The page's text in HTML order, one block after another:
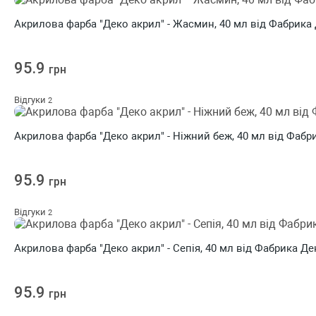
Акрилова фарба "Деко акрил" - Жасмин, 40 мл від Фабрика
95.9 грн
Відгуки 2
Акрилова фарба "Деко акрил" - Ніжний беж, 40 мл від
95.9 грн
Відгуки 2
Акрилова фарба "Деко акрил" - Сепія, 40 мл від Фабрика
95.9 грн